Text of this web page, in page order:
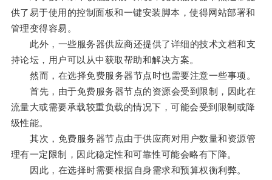
供了易于使用的控制面板和一键安装脚本，使得网站部署和
管理变得容易。
此外，一些服务器供应商还提供了详细的技术文档和支
持论坛，用户可以从中获取帮助和解决方案。
然而，在选择免费服务器节点时也需要注意一些事项。
首先，由于免费服务器节点的资源会受到限制，因此在
流量大或需要承载较重负载的情况下，可能会受到限制或降
级性能。
其次，免费服务器节点由于供应商对用户数量和资源管
理有一定限制，因此稳定性和可靠性可能会略有下降。
因此，在选择时需要根据自身需求和预算权衡利弊。